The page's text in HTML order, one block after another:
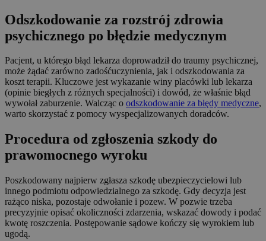
Odszkodowanie za rozstrój zdrowia
psychicznego po błędzie medycznym
Pacjent, u którego błąd lekarza doprowadził do traumy psychicznej,
może żądać zarówno zadośćuczynienia, jak i odszkodowania za
koszt terapii. Kluczowe jest wykazanie winy placówki lub lekarza
(opinie biegłych z różnych specjalności) i dowód, że właśnie błąd
wywołał zaburzenie. Walcząc o odszkodowanie za błędy medyczne,
warto skorzystać z pomocy wyspecjalizowanych doradców.
Procedura od zgłoszenia szkody do
prawomocnego wyroku
Poszkodowany najpierw zgłasza szkodę ubezpieczycielowi lub
innego podmiotu odpowiedzialnego za szkodę. Gdy decyzja jest
rażąco niska, pozostaje odwołanie i pozew. W pozwie trzeba
precyzyjnie opisać okoliczności zdarzenia, wskazać dowody i podać
kwotę roszczenia. Postępowanie sądowe kończy się wyrokiem lub
ugodą.